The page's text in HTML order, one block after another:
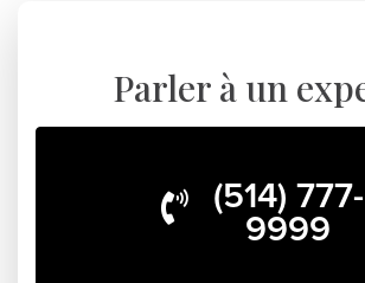
Parler à un
(514) 777-
9999